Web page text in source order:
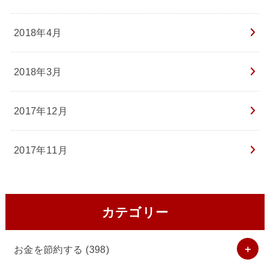
2018年4月
2018年3月
2017年12月
2017年11月
カテゴリー
お金を節約する (398)